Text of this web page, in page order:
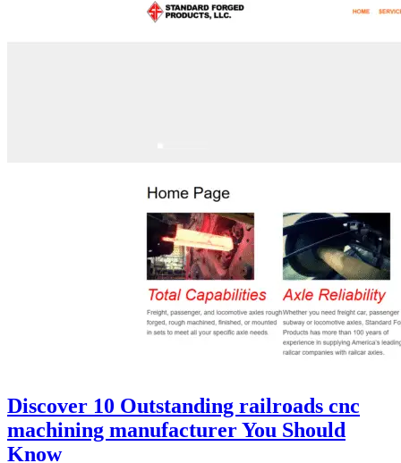
Discover 10 Outstanding railroads cnc
machining manufacturer You Should
Know